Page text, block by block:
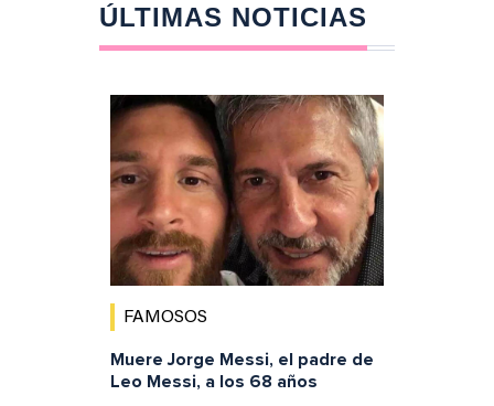
ÚLTIMAS NOTICIAS
FAMOSOS
Muere Jorge Messi, el padre de
Leo Messi, a los 68 años